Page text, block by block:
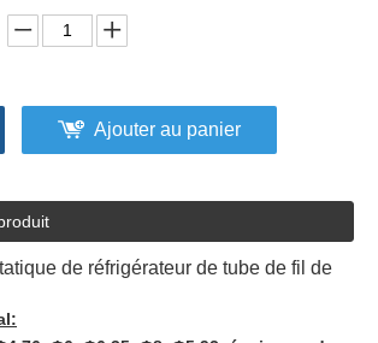
Ajouter au panier
de réfrigérateur de tube de fil de